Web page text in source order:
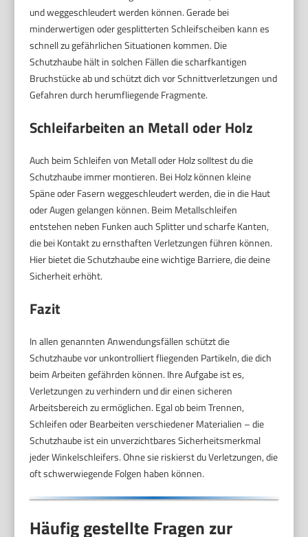
und weggeschleudert werden können. Gerade bei
minderwertigen oder gesplitterten Schleifscheiben kann es
schnell zu gefährlichen Situationen kommen. Die
Schutzhaube hält in solchen Fällen die scharfkantigen
Bruchstücke ab und schützt dich vor Schnittverletzungen und
Gefahren durch herumfliegende Fragmente.
Schleifarbeiten an Metall oder Holz
Auch beim Schleifen von Metall oder Holz solltest du die
Schutzhaube immer montieren. Bei Holz können kleine
Späne oder Fasern weggeschleudert werden, die in die Haut
oder Augen gelangen können. Beim Metallschleifen
entstehen neben Funken auch Splitter und scharfe Kanten,
die bei Kontakt zu ernsthaften Verletzungen führen können.
Hier bietet die Schutzhaube eine wichtige Barriere, die deine
Sicherheit erhöht.
Fazit
In allen genannten Anwendungsfällen schützt die
Schutzhaube vor unkontrolliert fliegenden Partikeln, die dich
beim Arbeiten gefährden können. Ihre Aufgabe ist es,
Verletzungen zu verhindern und dir einen sicheren
Arbeitsbereich zu ermöglichen. Egal ob beim Trennen,
Schleifen oder Bearbeiten verschiedener Materialien – die
Schutzhaube ist ein unverzichtbares Sicherheitsmerkmal
jeder Winkelschleifers. Ohne sie riskierst du Verletzungen, die
oft schwerwiegende Folgen haben können.
Häufig gestellte Fragen zur